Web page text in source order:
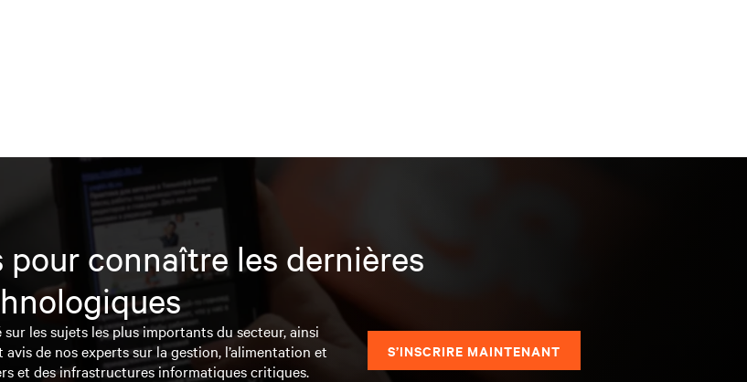
connaître les dernières
les sujets les plus importants du secteur, ainsi
de nos experts sur la gestion, l’alimentation et
et des infrastructures informatiques critiques.
S’INSCRIRE MAINTENANT